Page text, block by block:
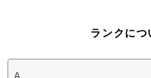
ランクにつ